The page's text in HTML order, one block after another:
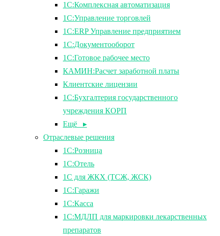
1С:Комплексная автоматизация
1С:Управление торговлей
1С:ERP Управление предприятием
1С:Документооборот
1C:Готовое рабочее место
КАМИН:Расчет заработной платы
Клиентские лицензии
1С:Бухгалтерия государственного
учреждения КОРП
Ещё ▸
Отраслевые решения
1С:Розница
1С:Отель
1С для ЖКХ (ТСЖ, ЖСК)
1С:Гаражи
1С:Касса
1С:МДЛП для маркировки лекарственных
препаратов